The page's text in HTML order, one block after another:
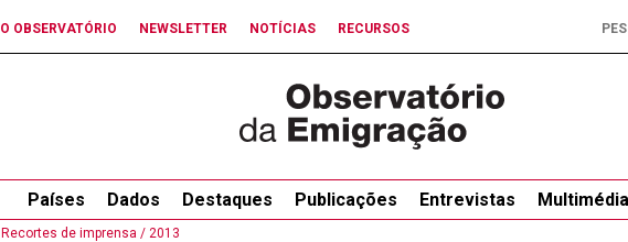
O OBSERVATÓRIO NEWSLETTER NOTÍCIAS RECURSOS
Países Dados Destaques Publicações Entrevistas Multimédia
Recortes de imprensa / 2013